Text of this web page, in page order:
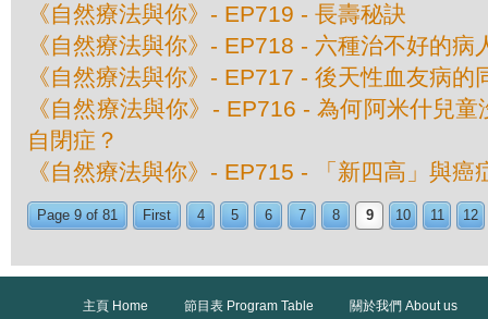
《自然療法與你》- EP719 - 長壽秘訣
《自然療法與你》- EP718 - 六種治不好的病
《自然療法與你》- EP717 - 後天性血友病的
《自然療法與你》- EP716 - 為何阿米什兒
自閉症？
《自然療法與你》- EP715 - 「新四高」與癌
Page 9 of 81 First 4 5 6 7 8 9 10 11 12
主頁 Home 節目表 Program Table 關於我們 About us